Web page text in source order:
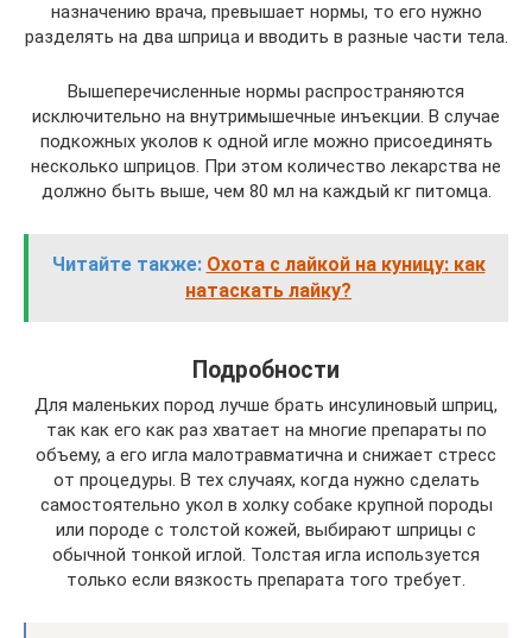
назначению врача, превышает нормы, то его нужно
разделять на два шприца и вводить в разные части тела.
Вышеперечисленные нормы распространяются
исключительно на внутримышечные инъекции. В случае
подкожных уколов к одной игле можно присоединять
несколько шприцов. При этом количество лекарства не
должно быть выше, чем 80 мл на каждый кг питомца.
Читайте также: Охота с лайкой на куницу: как
натаскать лайку?
Подробности
Для маленьких пород лучше брать инсулиновый шприц,
так как его как раз хватает на многие препараты по
объему, а его игла малотравматична и снижает стресс
от процедуры. В тех случаях, когда нужно сделать
самостоятельно укол в холку собаке крупной породы
или породе с толстой кожей, выбирают шприцы с
обычной тонкой иглой. Толстая игла используется
только если вязкость препарата того требует.